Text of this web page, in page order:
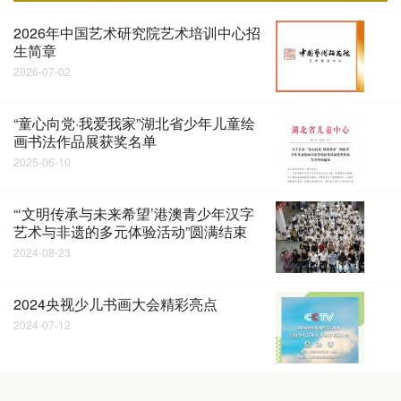
2026年中国艺术研究院艺术培训中心招
生简章
2026-07-02
“童心向党·我爱我家”湖北省少年儿童绘
画书法作品展获奖名单
2025-06-10
“‘文明传承与未来希望’港澳青少年汉字
艺术与非遗的多元体验活动”圆满结束
2024-08-23
2024央视少儿书画大会精彩亮点
2024-07-12